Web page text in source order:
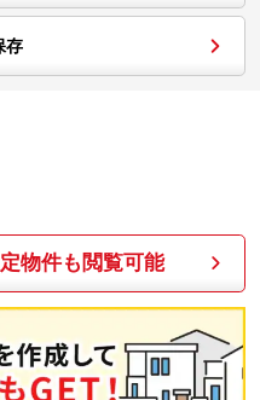
存
物件も閲覧可能